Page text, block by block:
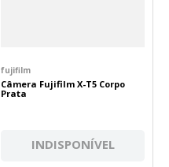
fujifilm
Câmera Fujifilm X-T5 Corpo
Prata
INDISPONÍVEL